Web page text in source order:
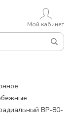
Мой кабинет
ВР-80-